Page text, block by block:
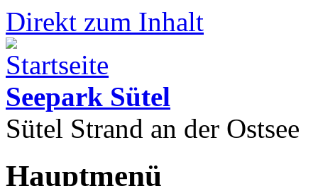
Direkt zum Inhalt
Seepark Sütel
Sütel Strand an der Ostsee
Hauptmenü